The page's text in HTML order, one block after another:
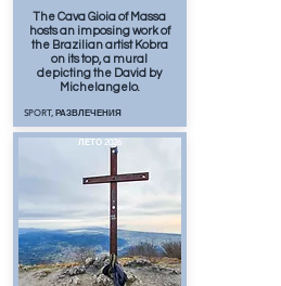
The Cava Gioia of Massa
hosts an imposing work of
the Brazilian artist Kobra
on its top, a mural
depicting the David by
Michelangelo.
SPORT, РАЗВЛЕЧЕНИЯ
ЛЕТО 2026